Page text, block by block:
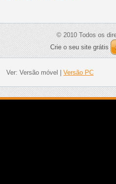
© 2010 Todos os
Crie o seu site grátis
Ver: Versão móvel Versão PC